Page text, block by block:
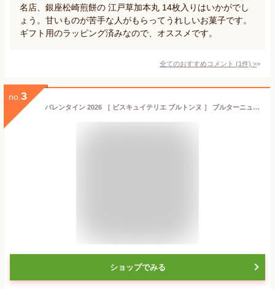
名店、銀座松崎煎餅の 江戸草加本丸 14枚入りはいかがでし
ょう。甘いものが苦手な人がもらってうれしいお菓子です。
ギフト用のラッピング済みなので、オススメです。
全てのおすすめコメント (1件) >
no. 3
バレンタイン 2026 ［ ビスキュイテリエ ブルトンヌ ］ ブルターニュ クッキーアソルティ 缶 23個入 ｜指定日届※沖縄・離島へは届不可(VD)
ショップでみる